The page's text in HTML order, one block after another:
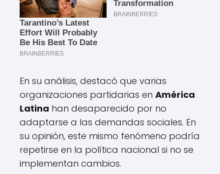
En su análisis, destacó que varias
organizaciones partidarias en América
Latina han desaparecido por no
adaptarse a las demandas sociales. En
su opinión, este mismo fenómeno podría
repetirse en la política nacional si no se
implementan cambios.